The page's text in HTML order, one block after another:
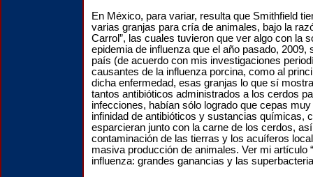
En México, para variar, resulta que Smithfield
varias granjas para cría de animales, bajo la
Carrol”, las cuales tuvieron que ver algo con la
epidemia de influenza que el año pasado, 2009,
país (de acuerdo con mis investigaciones
causantes de la influenza porcina, como al
dicha enfermedad, esas granjas lo que sí
tantos antibióticos administrados a los cerdos
infecciones, habían sólo logrado que cepas
infinidad de antibióticos y sustancias químicas,
esparcieran junto con la carne de los cerdos,
contaminación de las tierras y los acuíferos
masiva producción de animales. Ver mi artículo
influenza: grandes ganancias y las